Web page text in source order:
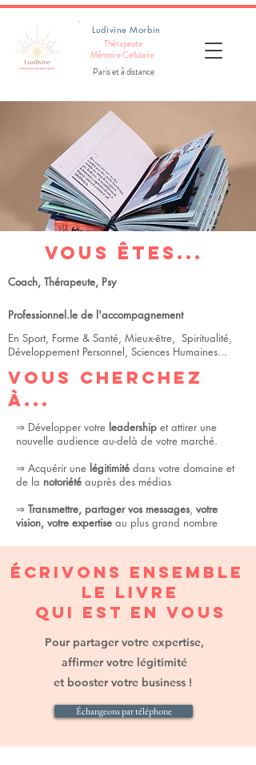
Ludivine Morbin
Thérapeute
Mémoire Cellulaire
Paris et à distance
VOUS ÊTES...
Coach, Thérapeute, Psy
Professionnel.le de l'accompagnement
En Sport, Forme & Santé, Mieux-être, Spiritualité,
Développement Personnel, Sciences Humaines...
VOUS Cherchez
à...
⇒ Développer votre leadership et attirer une
nouvelle audience au-delà de votre marché.
⇒ Acquérir une légitimité dans votre domaine et
de la notoriété auprès des médias
⇒ Transmettre, partager vos messages, votre
vision, votre expertise au plus grand nombre
Écrivons ensemble
le livre
qui est en vous
Pour partager votre expertise,
affirmer votre légitimité
et booster votre business !
Échangeons par téléphone